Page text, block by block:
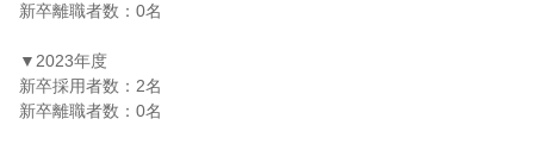
新卒離職者数：0名
▼2023年度
新卒採用者数：2名
新卒離職者数：0名